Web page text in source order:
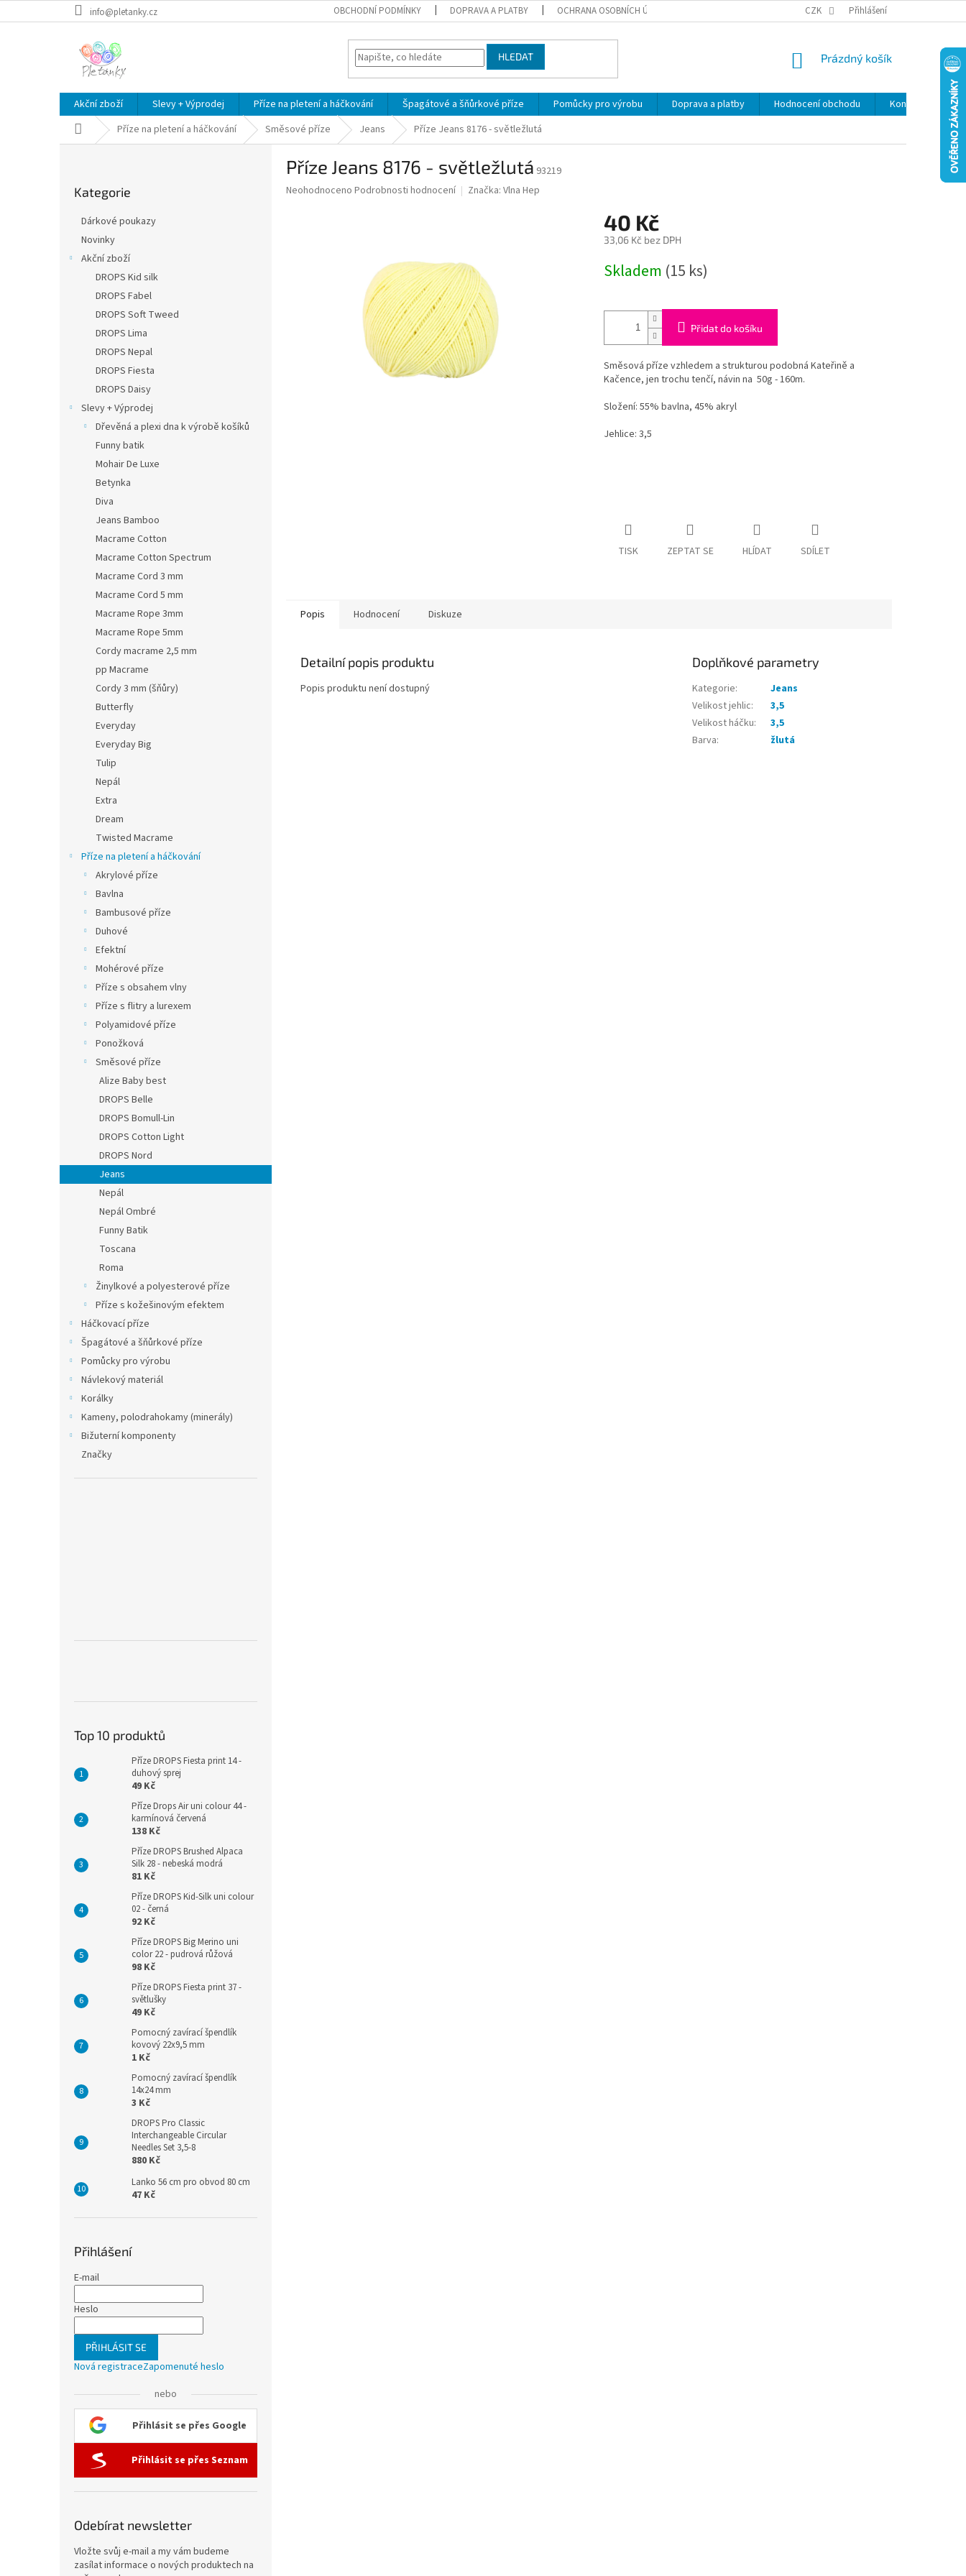
na
info@pletanky.cz OBCHODNÍ PODMÍNKY DOPRAVA A PLATBY OCHRANA OSOBNÍCH ÚDAJŮ CZK Přihlášení
HLEDAT
NÁKUPNÍ
Prázdný košík
Akční zboží Slevy + Výprodej Příze na pletení a háčkování Špagátové a šňůrkové příze Pomůcky pro výrobu Doprava a platby Hodnocení obchodu Kontakty
Domů Příze na pletení a háčkování Směsové příze Jeans Příze Jeans 8176 - světležlutá
kategorie
Kategorie
Dárkové poukazy
Novinky
Akční zboží
DROPS Kid silk
DROPS Fabel
DROPS Soft Tweed
DROPS Lima
DROPS Nepal
DROPS Fiesta
DROPS Daisy
Slevy + Výprodej
Dřevěná a plexi dna k výrobě košíků
Funny batik
Mohair De Luxe
Betynka
Diva
Jeans Bamboo
Macrame Cotton
Macrame Cotton Spectrum
Macrame Cord 3 mm
Macrame Cord 5 mm
Macrame Rope 3mm
Macrame Rope 5mm
Cordy macrame 2,5 mm
pp Macrame
Cordy 3 mm (šňůry)
Butterfly
Everyday
Everyday Big
Tulip
Nepál
Extra
Dream
Twisted Macrame
Příze na pletení a háčkování
Akrylové příze
Bavlna
Bambusové příze
Duhové
Efektní
Mohérové příze
Příze s obsahem vlny
Příze s flitry a lurexem
Polyamidové příze
Ponožková
Směsové příze
Alize Baby best
DROPS Belle
DROPS Bomull-Lin
DROPS Cotton Light
DROPS Nord
Jeans
Nepál
Nepál Ombré
Funny Batik
Toscana
Roma
Žinylkové a polyesterové příze
Příze s kožešinovým efektem
Háčkovací příze
Špagátové a šňůrkové příze
Pomůcky pro výrobu
Návlekový materiál
Korálky
Kameny, polodrahokamy (minerály)
Bižuterní komponenty
Značky
Top 10 produktů
Příze DROPS Fiesta print 14 -
duhový sprej
49 Kč
Příze Drops Air uni colour 44 -
karmínová červená
138 Kč
Příze DROPS Brushed Alpaca
Silk 28 - nebeská modrá
81 Kč
Příze DROPS Kid-Silk uni colour
02 - černá
92 Kč
Příze DROPS Big Merino uni
color 22 - pudrová růžová
98 Kč
Příze DROPS Fiesta print 37 -
světlušky
49 Kč
Pomocný zavírací špendlík
kovový 22x9,5 mm
1 Kč
Pomocný zavírací špendlík
14x24 mm
3 Kč
DROPS Pro Classic
Interchangeable Circular
Needles Set 3,5-8
880 Kč
Lanko 56 cm pro obvod 80 cm
47 Kč
Přihlášení
E-mail
Heslo
PŘIHLÁSIT SE
Nová registraceZapomenuté heslo
nebo
Přihlásit se přes Google
Přihlásit se přes Seznam
Odebírat newsletter
Vložte svůj e-mail a my vám budeme
zasílat informace o nových produktech na
Příze Jeans 8176 - světležlutá 93219
Průměrné
Neohodnoceno Podrobnosti hodnocení Značka: Vlna Hep
40 Kč
33,06 Kč bez DPH
cena:
Skladem (15 ks)
Přidat do košíku
Směsová příze vzhledem a strukturou podobná Kateřině a
Kačence, jen trochu tenčí, návin na 50g - 160m.
Složení: 55% bavlna, 45% akryl
Jehlice: 3,5
TISK ZEPTAT SE HLÍDAT SDÍLET
Popis Hodnocení Diskuze
Detailní popis produktu
Popis produktu není dostupný
Doplňkové parametry
Kategorie:
Jeans
Velikost jehlic:
3,5
Velikost háčku:
3,5
Barva: žlutá